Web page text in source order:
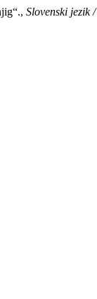
Slovenski jezik